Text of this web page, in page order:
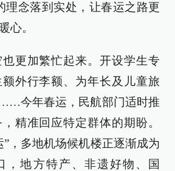
理念落到实处，让春运之路更
心。
更加繁忙起来。开设学生专
外行李额、为年长及儿童旅
今年春运，民航部门适时推
精准回应特定群体的期盼。
”，多地机场候机楼正逐渐成为
，地方特产、非遗好物、国